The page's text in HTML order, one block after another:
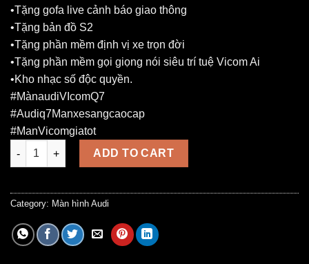
•Tặng gofa live cảnh báo giao thông
•Tặng bản đồ S2
•Tặng phần mềm định vị xe trọn đời
•Tặng phần mềm gọi giọng nói siêu trí tuệ Vicom Ai
•Kho nhạc số độc quyền.
#MànaudiVIcomQ7
#Audiq7Manxesangcaocap
#ManVicomgiatot
Màn android cho Audi Q7 (2005-2009) 10.25 inch liền cam 360.
ADD TO CART
Category: Màn hình Audi